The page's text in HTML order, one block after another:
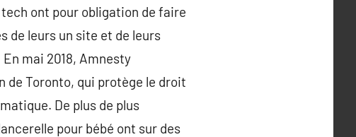
ont pour obligation de faire
de leurs un site et de leurs
mai 2018, Amnesty
de Toronto, qui protège le droit
De plus de plus
pour bébé ont sur des